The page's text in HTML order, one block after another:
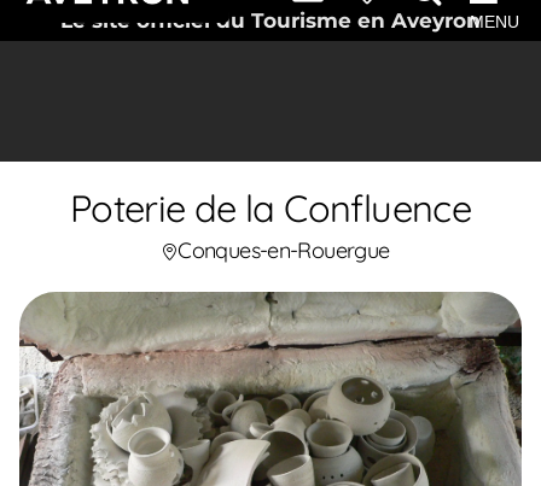
Le site officiel du Tourisme en AveyronMENU
Poterie de la Confluence
Conques-en-Rouergue